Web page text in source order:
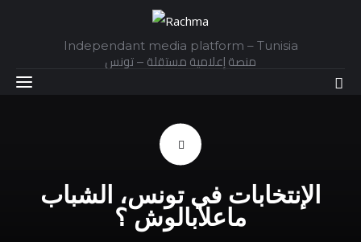
Independant media platform – Tunisia
منصة إعلامية مستقلة – تونس
الإنتخابات في تونس، الشباب
ماعلابالوش ؟